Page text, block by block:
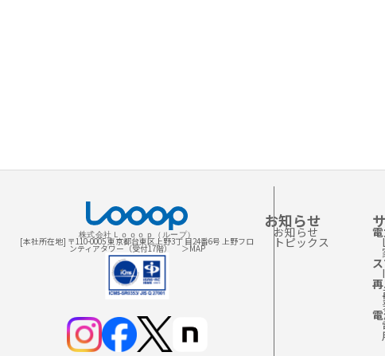
株式会社Ｌｏｏｏｐ（ループ）
[本社所在地] 〒110-0005 東京都台東区上野3丁 目24番6号 上野フロ
ンティアタワー（受付17階） ＞MAP
お知らせ
お知らせ
トピックス